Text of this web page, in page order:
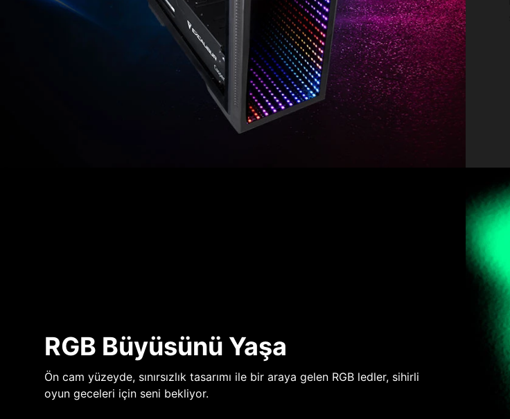
RGB Büyüsünü Yaşa
Ön cam yüzeyde, sınırsızlık tasarımı ile bir araya gelen RGB ledler, sihirli
oyun geceleri için seni bekliyor.